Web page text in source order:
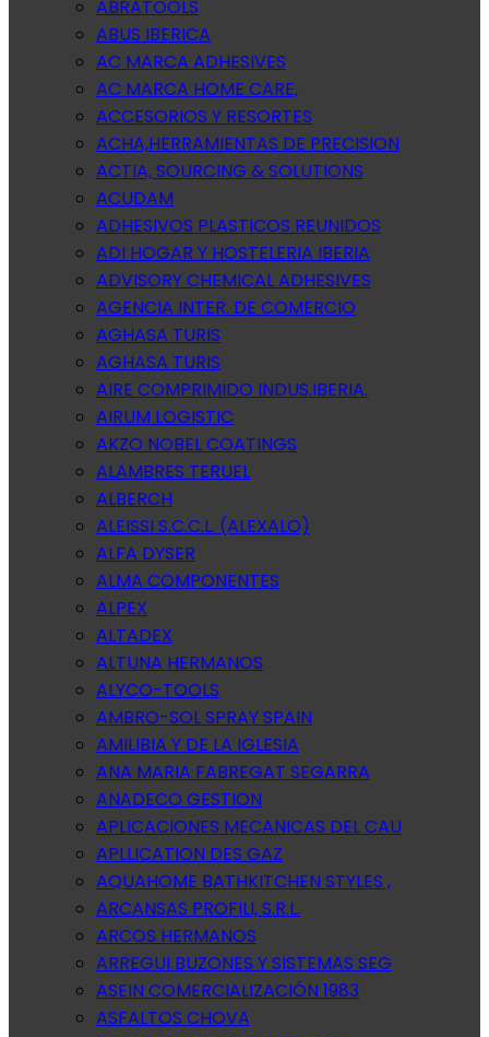
ABRATOOLS
ABUS IBERICA
AC MARCA ADHESIVES
AC MARCA HOME CARE,
ACCESORIOS Y RESORTES
ACHA,HERRAMIENTAS DE PRECISION
ACTIA, SOURCING & SOLUTIONS
ACUDAM
ADHESIVOS PLASTICOS REUNIDOS
ADI HOGAR Y HOSTELERIA IBERIA
ADVISORY CHEMICAL ADHESIVES
AGENCIA INTER. DE COMERCIO
AGHASA TURIS
AGHASA TURIS
AIRE COMPRIMIDO INDUS.IBERIA.
AIRUM LOGISTIC
AKZO NOBEL COATINGS
ALAMBRES TERUEL
ALBERCH
ALEISSI S.C.C.L. (ALEXALO)
ALFA DYSER
ALMA COMPONENTES
ALPEX
ALTADEX
ALTUNA HERMANOS
ALYCO-TOOLS
AMBRO-SOL SPRAY SPAIN
AMILIBIA Y DE LA IGLESIA
ANA MARIA FABREGAT SEGARRA
ANADECO GESTION
APLICACIONES MECANICAS DEL CAU
APLLICATION DES GAZ
AQUAHOME BATHKITCHEN STYLES ,
ARCANSAS PROFILI, S.R.L.
ARCOS HERMANOS
ARREGUI BUZONES Y SISTEMAS SEG
ASEIN COMERCIALIZACIÓN 1983
ASFALTOS CHOVA